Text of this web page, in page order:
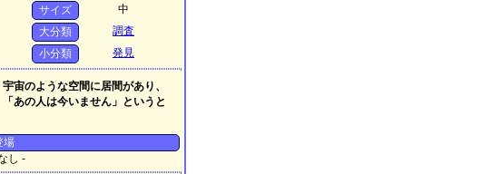
サイズ
中
大分類
調査
小分類
発見
宙のような空間に居間があり、
あの人は今いません」というと
場
し -